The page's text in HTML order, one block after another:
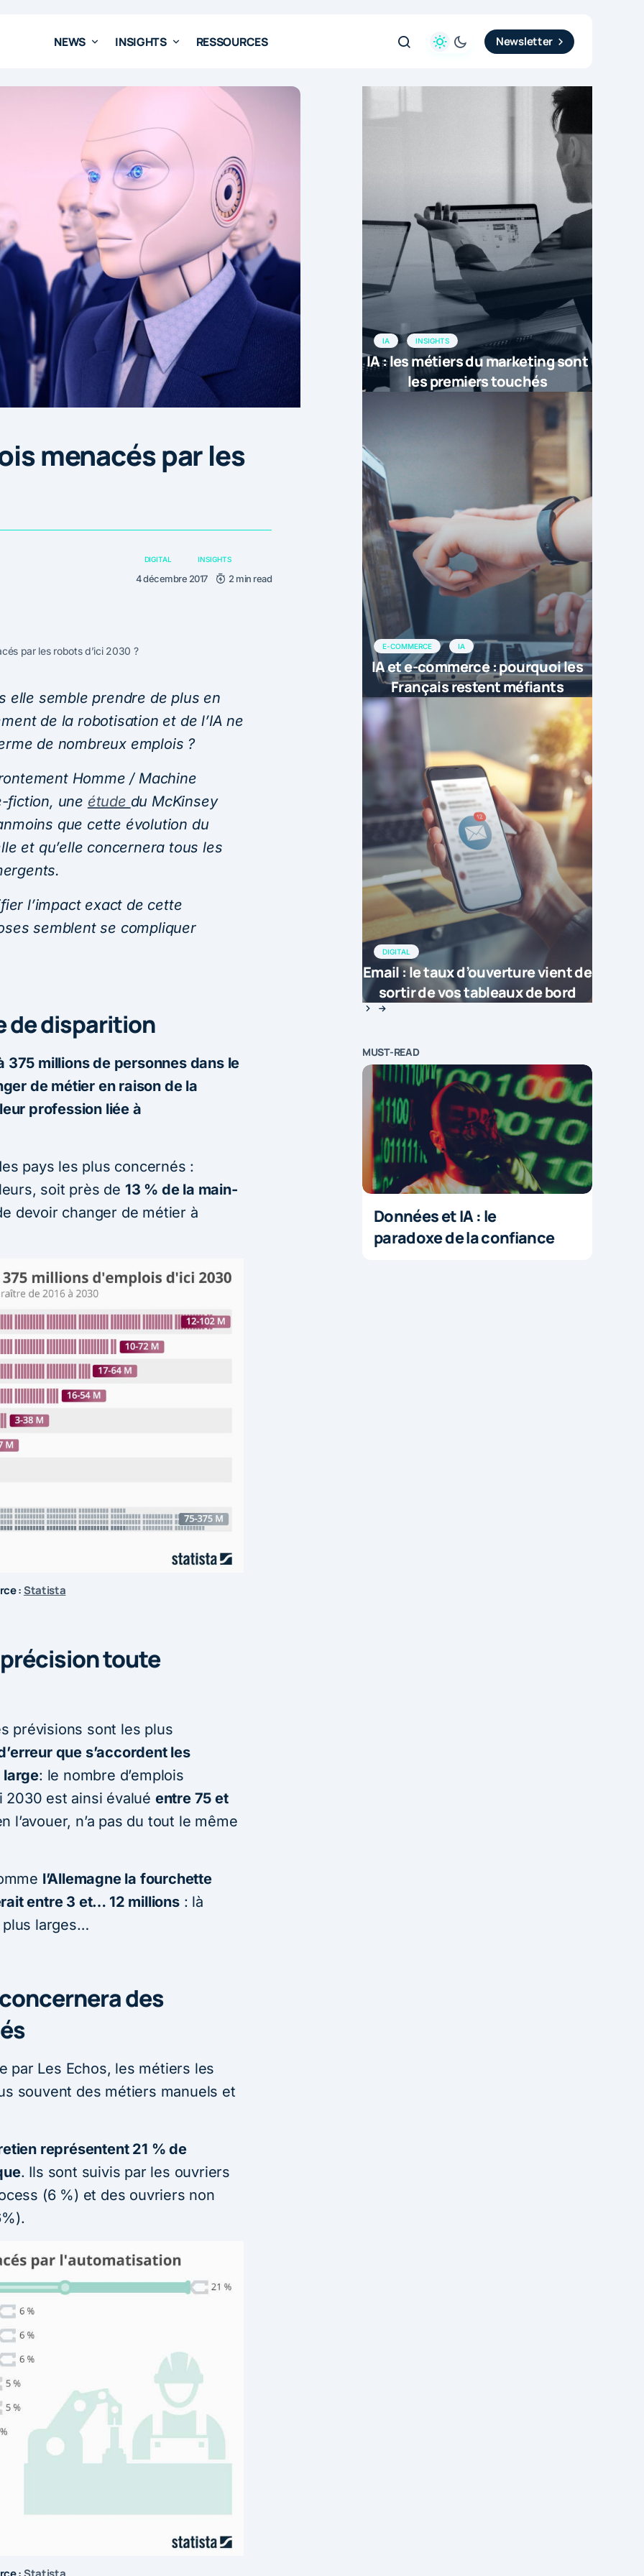
NEWS INSIGHTS RESSOURCES Newsletter
menacés par les
DIGITAL INSIGHTS
4 décembre 2017 2 min read
par les robots d’ici 2030 ?
elle semble prendre de plus en
de la robotisation et de l’IA ne
de nombreux emplois ?
Homme / Machine
fiction, une étude du McKinsey
que cette évolution du
et qu’elle concernera tous les
l’impact exact de cette
semblent se compliquer
de disparition
375 millions de personnes dans le
de métier en raison de la
profession liée à
pays les plus concernés :
soit près de 13 % de la main-
devoir changer de métier à
:Statista
toute
prévisions sont les plus
que s’accordent les
large: le nombre d’emplois
2030 est ainsi évalué entre 75 et
l’avouer, n’a pas du tout le même
l’Allemagne la fourchette
entre 3 et… 12 millions: là
plus larges…
des
par Les Echos, les métiers les
souvent des métiers manuels et
représentent 21 % de
. Ils sont suivis par les ouvriers
(6 %) et des ouvriers non
IA INSIGHTS
IA : les métiers du marketing sont
les premiers touchés
E-COMMERCE IA
IA et e-commerce : pourquoi les
Français restent méfiants
DIGITAL
Email : le taux d’ouverture vient de
sortir de vos tableaux de bord
MUST-READ
Données et IA : le
paradoxe de la confiance